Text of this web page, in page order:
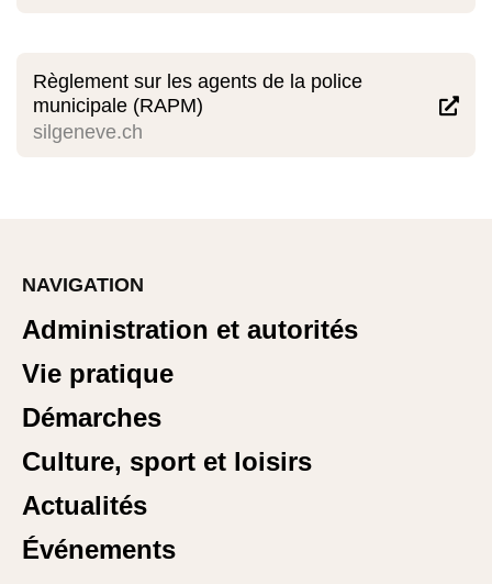

Règlement sur les agents de la police
municipale (RAPM)
silgeneve.ch
NAVIGATION
Administration et autorités
Vie pratique
Démarches
Culture, sport et loisirs
Actualités
Événements